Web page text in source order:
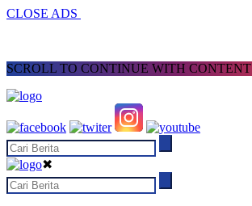
CLOSE ADS
SCROLL TO CONTINUE WITH CONTENT
✖